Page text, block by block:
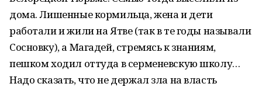
дома. Лишенные кормильца, жена и дети
работали и жили на Ятве (так в те годы называли
Сосновку), а Магадей, стремясь к знаниям,
пешком ходил оттуда в серменевскую школу…
Надо сказать, что не держал зла на власть